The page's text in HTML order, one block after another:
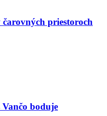
priestoroch
boduje